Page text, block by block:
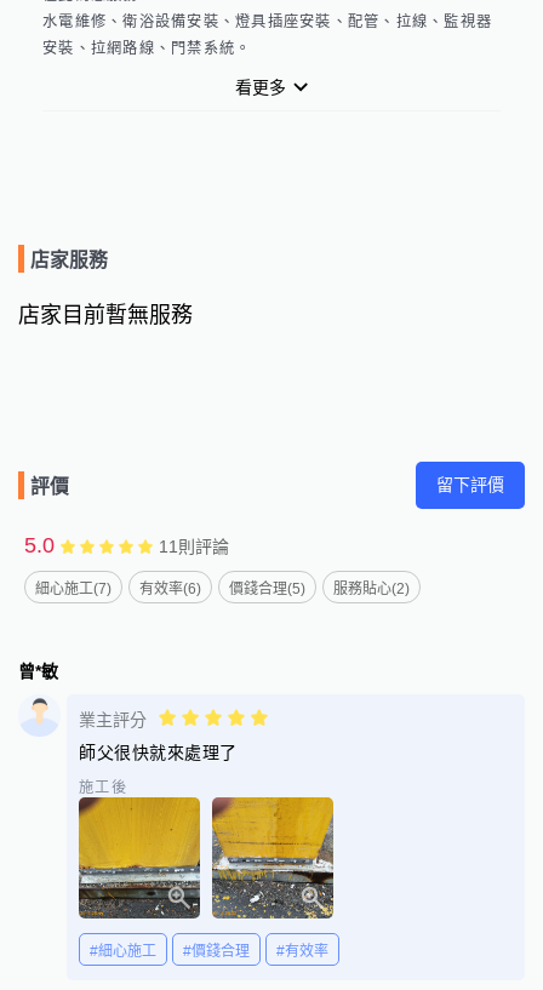
水電維修、衛浴設備安裝、燈具插座安裝、配管、拉線、監視器
安裝、拉網路線、門禁系統。
看更多
店家服務
店家目前暫無服務
評價 留下評價
5.0 11 則評論
細心施工(7) 有效率(6) 價錢合理(5) 服務貼心(2)
曾*敏
業主評分
師父很快就來處理了
施工後
#細心施工 #價錢合理 #有效率